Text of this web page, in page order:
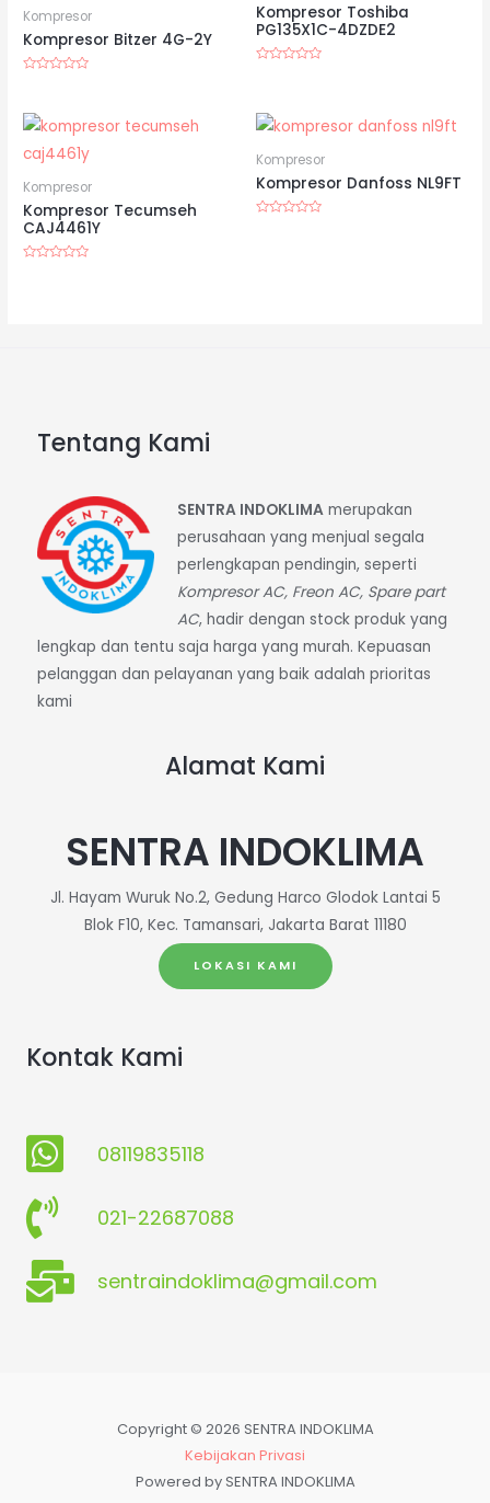
Kompresor
Kompresor Bitzer 4G-2Y
5
Kompresor Toshiba
PG135X1C-4DZDE2
Kompresor
Kompresor Tecumseh
CAJ4461Y
Kompresor
Kompresor Danfoss NL9FT
Tentang Kami
SENTRA INDOKLIMAmerupakan
perusahaan yang menjual segala
perlengkapan pendingin, seperti
Kompresor AC, Freon AC, Spare part
AC, hadir dengan stock produk yang
lengkap dan tentu saja harga yang murah. Kepuasan
pelanggan dan pelayanan yang baik adalah prioritas
kami
Alamat Kami
SENTRA INDOKLIMA
Jl. Hayam Wuruk No.2, Gedung Harco Glodok Lantai 5
Blok F10, Kec. Tamansari, Jakarta Barat 11180
LOKASI KAMI
Kontak Kami
08119835118
021-22687088
sentraindoklima@gmail.com
Copyright © 2026 SENTRA INDOKLIMA
Kebijakan Privasi
Powered by SENTRA INDOKLIMA